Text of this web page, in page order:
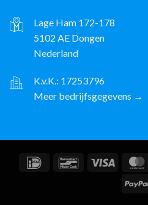
Lage Ham 172-178
5102 AE Dongen
Nederland
K.v.K.: 17253796
Meer bedrijfsgegevens →
IDeal BancontactVisa